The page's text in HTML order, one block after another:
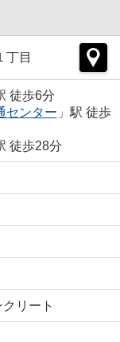
丁目
徒歩6分
センター 」駅 徒歩
徒歩28分
リート